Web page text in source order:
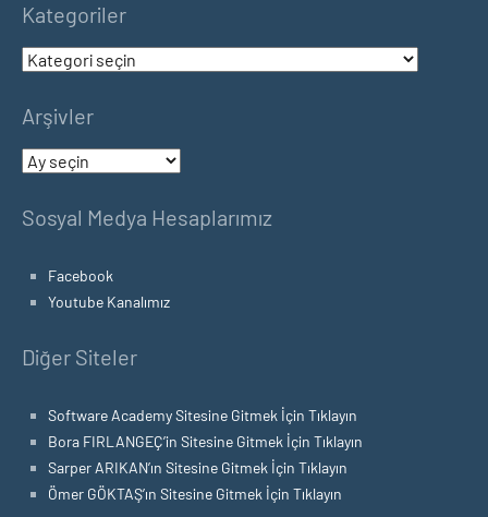
Kategoriler
Kategoriler
Arşivler
Arşivler
Sosyal Medya Hesaplarımız
Facebook
Youtube Kanalımız
Diğer Siteler
Software Academy Sitesine Gitmek İçin Tıklayın
Bora FIRLANGEÇ’in Sitesine Gitmek İçin Tıklayın
Sarper ARIKAN’ın Sitesine Gitmek İçin Tıklayın
Ömer GÖKTAŞ’ın Sitesine Gitmek İçin Tıklayın